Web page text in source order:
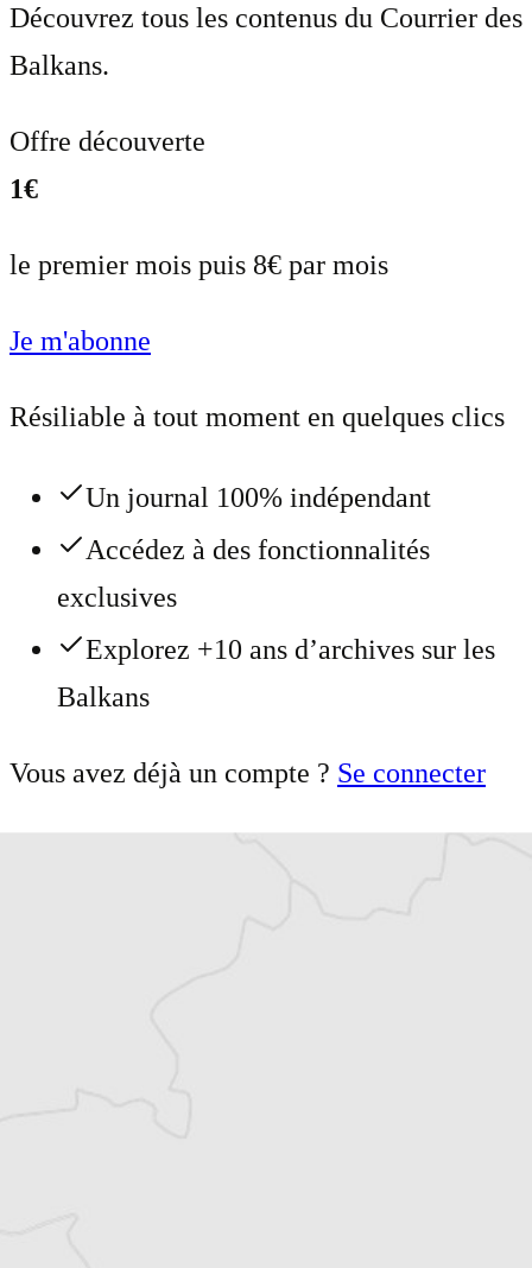
Découvrez tous les contenus du Courrier des
Balkans.
Offre découverte
1€
le premier mois puis 8€ par mois
Je m'abonne
Résiliable à tout moment en quelques clics
Un journal 100% indépendant
Accédez à des fonctionnalités
exclusives
Explorez +10 ans d’archives sur les
Balkans
Vous avez déjà un compte ? Se connecter